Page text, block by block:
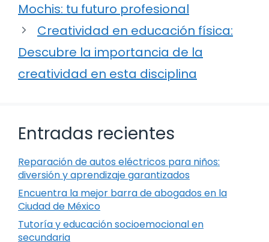
Mochis: tu futuro profesional
Creatividad en educación física:
Descubre la importancia de la
creatividad en esta disciplina
Entradas recientes
Reparación de autos eléctricos para niños:
diversión y aprendizaje garantizados
Encuentra la mejor barra de abogados en la
Ciudad de México
Tutoría y educación socioemocional en
secundaria